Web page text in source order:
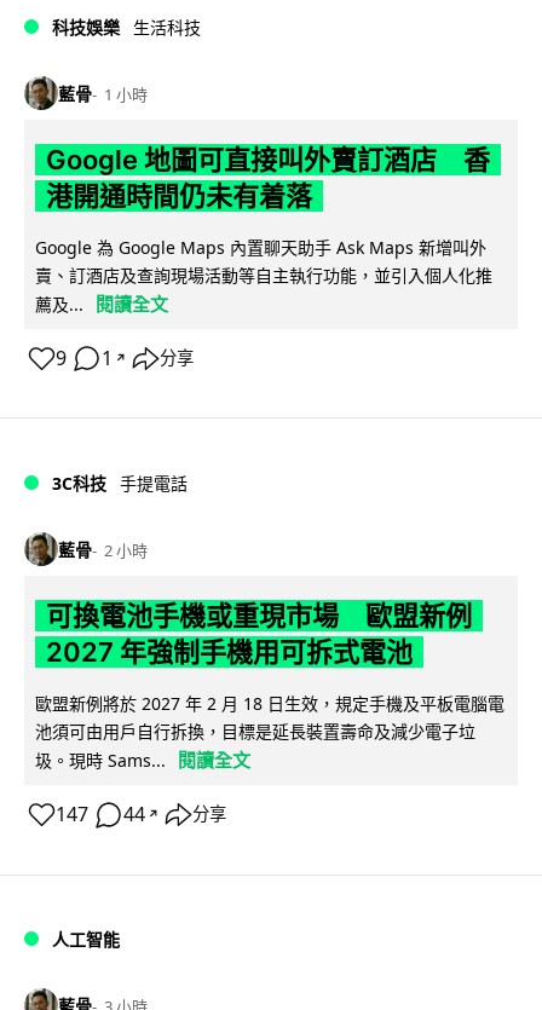
科技娛樂 生活科技
藍骨 1 小時
Google 地圖可直接叫外賣訂酒店 香
港開通時間仍未有着落
Google 為 Google Maps 內置聊天助手 Ask Maps 新增叫外
賣、訂酒店及查詢現場活動等自主執行功能，並引入個人化推
薦及...
閱讀全文
9 1 ↗ 分享
3C科技 手提電話
藍骨 2 小時
可換電池手機或重現市場 歐盟新例
2027 年強制手機用可拆式電池
歐盟新例將於 2027 年 2 月 18 日生效，規定手機及平板電腦電
池須可由用戶自行拆換，目標是延長裝置壽命及減少電子垃
圾。現時 Sams...
閱讀全文
147 44 ↗ 分享
人工智能